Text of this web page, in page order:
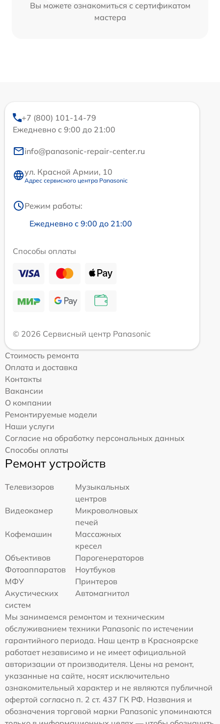
Вы можете ознакомиться с сертификатом
мастера
+7 (800) 101-14-79
Ежедневно с 9:00 до 21:00
info@panasonic-repair-center.ru
ул. Красной Армии, 10
Адрес сервисного центра Panasonic
Режим работы:
Ежедневно с 9:00 до 21:00
Способы оплаты
© 2026 Сервисный центр Panasonic
Стоимость ремонта
Оплата и доставка
Контакты
Вакансии
О компании
Ремонтируемые модели
Наши услуги
Согласие на обработку персональных данных
Способы оплаты
Ремонт устройств
Телевизоров
Музыкальных
центров
Видеокамер
Микроволновых
печей
Кофемашин
Массажных
кресел
Объективов
Парогенераторов
Фотоаппаратов
Ноутбуков
МФУ
Принтеров
Акустических
систем
Автомагнитол
Мы занимаемся ремонтом и техническим
обслуживанием техники Panasonic по истечении
гарантийного периода. Наш центр в Красноярске
работает независимо и не имеет официальной
авторизации от производителя. Цены на ремонт,
указанные на сайте, носят исключительно
ознакомительный характер и не являются публичной
офертой согласно п. 2 ст. 437 ГК РФ. Названия и
обозначения торговой марки Panasonic упоминаются